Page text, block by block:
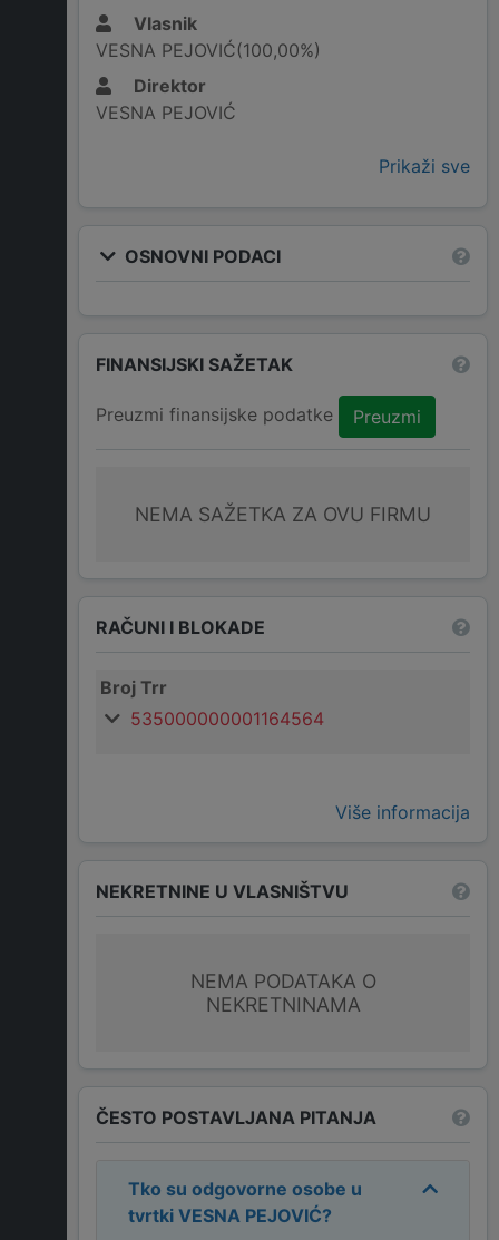
Vlasnik
VESNA PEJOVIĆ(100,00%)
Direktor
VESNA PEJOVIĆ
Prikaži sve
OSNOVNI PODACI
FINANSIJSKI SAŽETAK
Preuzmi finansijske podatke Preuzmi
NEMA SAŽETKA ZA OVU FIRMU
RAČUNI I BLOKADE
Broj Trr
535000000001164564
Više informacija
NEKRETNINE U VLASNIŠTVU
NEMA PODATAKA O
NEKRETNINAMA
ČESTO POSTAVLJANA PITANJA
Tko su odgovorne osobe u
tvrtki VESNA PEJOVIĆ?